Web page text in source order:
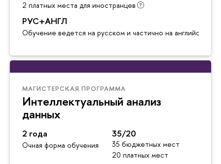
2 платных места для иностранцев
РУС+АНГЛ
Обучение ведется на русском и частично на английском
МАГИСТЕРСКАЯ ПРОГРАММА
Интеллектуальный анализ
данных
2 года
Очная форма обучения
35/20
35 бюджетных мест
20 платных мест